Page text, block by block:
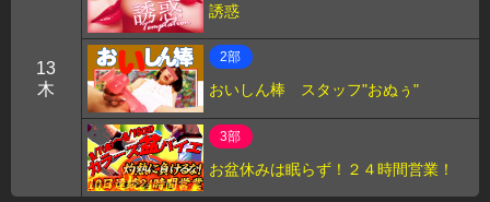
13
木
誘惑
2部
おいしん棒 スタッフ"おぬぅ"
3部
お盆休みは眠らず！２４時間営業！